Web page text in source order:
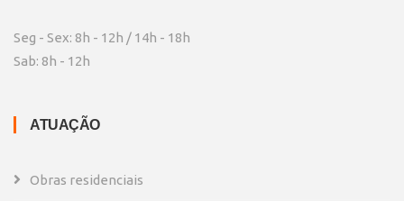
Seg - Sex: 8h - 12h / 14h - 18h
Sab: 8h - 12h
ATUAÇÃO
Obras residenciais